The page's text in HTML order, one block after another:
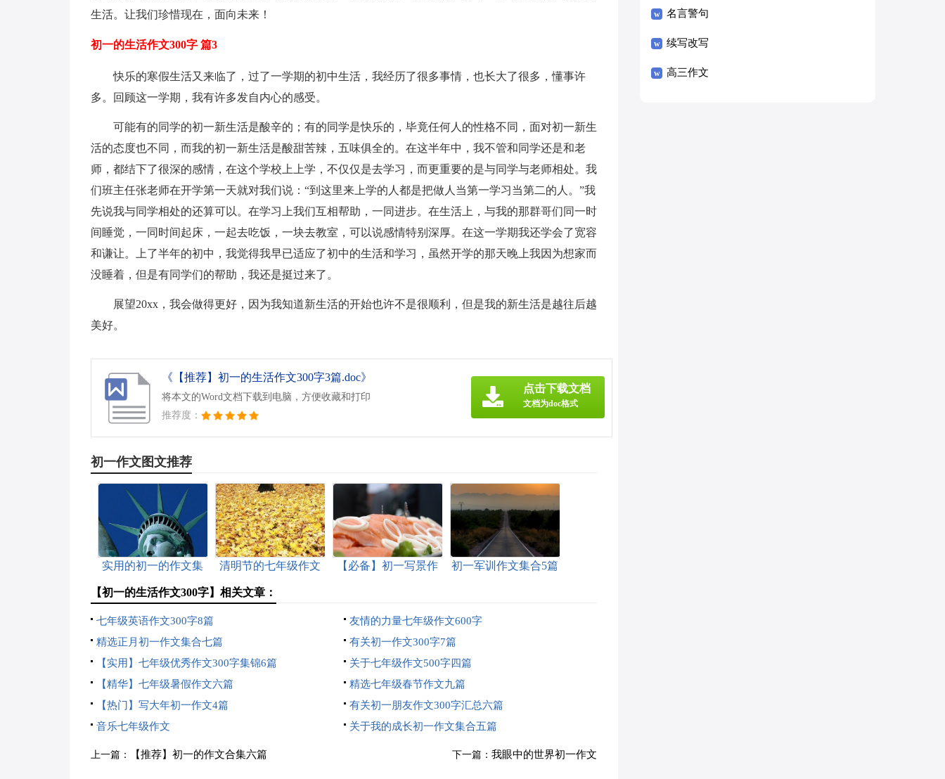
生活。让我们珍惜现在，面向未来！
初一的生活作文300字 篇3
快乐的寒假生活又来临了，过了一学期的初中生活，我经历了很多事情，也长大了很多，懂事许
多。回顾这一学期，我有许多发自内心的感受。
可能有的同学的初一新生活是酸辛的；有的同学是快乐的，毕竟任何人的性格不同，面对初一新生
活的态度也不同，而我的初一新生活是酸甜苦辣，五味俱全的。在这半年中，我不管和同学还是和老
师，都结下了很深的感情，在这个学校上上学，不仅仅是去学习，而更重要的是与同学与老师相处。我
们班主任张老师在开学第一天就对我们说：“到这里来上学的人都是把做人当第一学习当第二的人。”我
先说我与同学相处的还算可以。在学习上我们互相帮助，一同进步。在生活上，与我的那群哥们同一时
间睡觉，一同时间起床，一起去吃饭，一块去教室，可以说感情特别深厚。在这一学期我还学会了宽容
和谦让。上了半年的初中，我觉得我早已适应了初中的生活和学习，虽然开学的那天晚上我因为想家而
没睡着，但是有同学们的帮助，我还是挺过来了。
展望20xx，我会做得更好，因为我知道新生活的开始也许不是很顺利，但是我的新生活是越往后越
美好。
《【推荐】初一的生活作文300字3篇.doc》
将本文的Word文档下载到电脑，方便收藏和打印
推荐度：
点击下载文档
文档为doc格式
初一作文图文推荐
实用的初一的作文集
清明节的七年级作文
【必备】初一写景作
初一军训作文集合5篇
【初一的生活作文300字】相关文章：
七年级英语作文300字8篇
友情的力量七年级作文600字
精选正月初一作文集合七篇
有关初一作文300字7篇
【实用】七年级优秀作文300字集锦6篇
关于七年级作文500字四篇
【精华】七年级暑假作文六篇
精选七年级春节作文九篇
【热门】写大年初一作文4篇
有关初一朋友作文300字汇总六篇
音乐七年级作文
关于我的成长初一作文集合五篇
上一篇： 【推荐】初一的作文合集六篇 下一篇： 我眼中的世界初一作文
名言警句
续写改写
高三作文